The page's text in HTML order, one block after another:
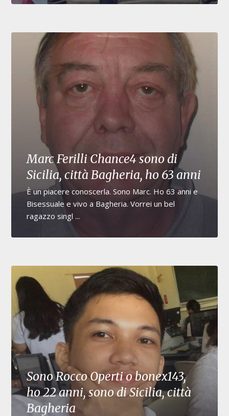
Marc Ferilli Chance4 sono di
Sicilia, città Bagheria, ho 63 anni
È un piacere conoscerla. Sono Marc. Ho 63 anni e
Bisessuale e vivo a Bagheria. Vorrei un bel
ragazzo singl ...
Sono Rocco Operti o bonex143,
ho 22 anni, sono di Sicilia, città
Bagheria